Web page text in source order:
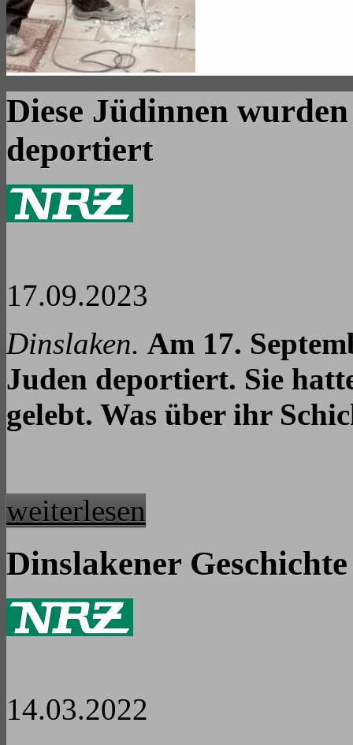
Diese Jüdinnen
deportiert
17.09.2023
Dinslaken. Am 17.
Juden deportiert. Sie
gelebt. Was über ihr
weiterlesen
Dinslakener
14.03.2022